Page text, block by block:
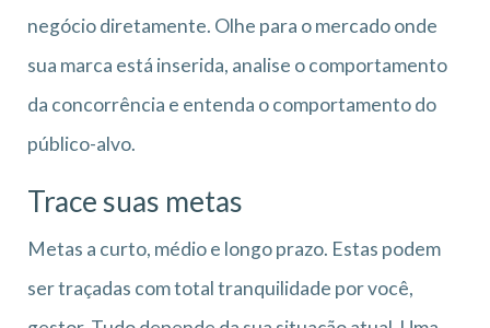
negócio diretamente. Olhe para o mercado onde
sua marca está inserida, analise o comportamento
da concorrência e entenda o comportamento do
público-alvo.
Trace suas metas
Metas a curto, médio e longo prazo. Estas podem
ser traçadas com total tranquilidade por você,